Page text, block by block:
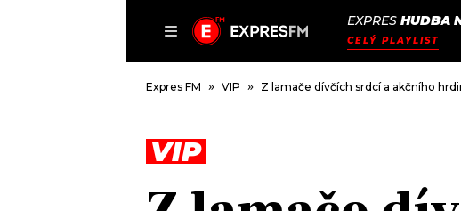
EXPRES HUDBA
CELÝ PLAYLIST
DOMŮ
ČLÁNKY
Expres FM VIP Z lamače dívčích srdcí a akčního
VIP